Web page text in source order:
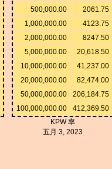
500,000.00
2061.75
1,000,000.00
4123.75
2,000,000.00
8247.50
5,000,000.00
20,618.50
10,000,000.00
41,237.00
20,000,000.00
82,474.00
50,000,000.00
206,184.75
100,000,000.00
412,369.50
KPW 率
五月 3, 2023